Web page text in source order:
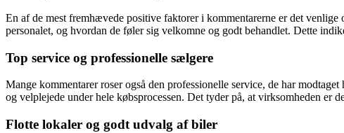
En af de mest fremhævede positive faktorer i kommentarerne er det
personalet, og hvordan de føler sig velkomne og godt behandlet. Dette
Top service og professionelle sælgere
Mange kommentarer roser også den professionelle service, de har
og velplejede under hele købsprocessen. Det tyder på, at virksomheden er
Flotte lokaler og godt udvalg af biler